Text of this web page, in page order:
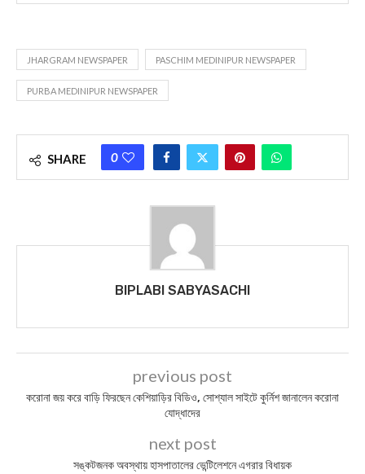
JHARGRAM NEWSPAPER PASCHIM MEDINIPUR NEWSPAPER
PURBA MEDINIPUR NEWSPAPER
SHARE 0
BIPLABI SABYASACHI
previous post
করোনা জয় করে বাড়ি ফিরছেন কেশিয়াড়ির বিডিও, সোশ্যাল সাইটে কুর্নিশ জানালেন করোনা
যোদ্ধাদের
next post
সঙ্কটজনক অবস্থায় হাসপাত‍ালের ভেন্টিলেশনে এগরার বিধায়ক